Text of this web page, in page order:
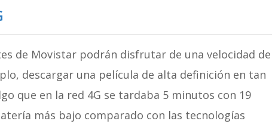
de Movistar podrán disfrutar de una velocidad de
descargar una película de alta definición en tan
que en la red 4G se tardaba 5 minutos con 19
más bajo comparado con las tecnologías